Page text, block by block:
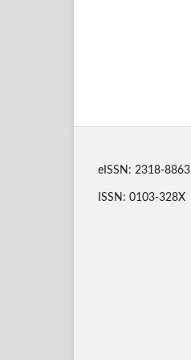
eISSN: 2318-8863
ISSN: 0103-328X